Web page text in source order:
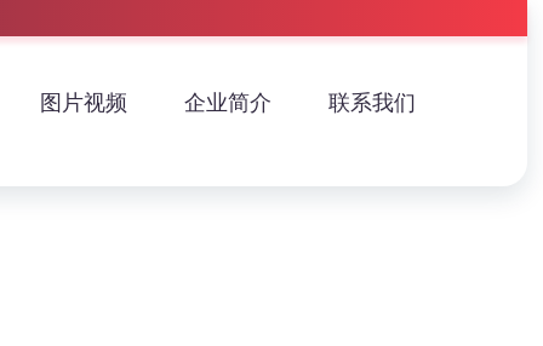
图片视频 企业简介 联系我们